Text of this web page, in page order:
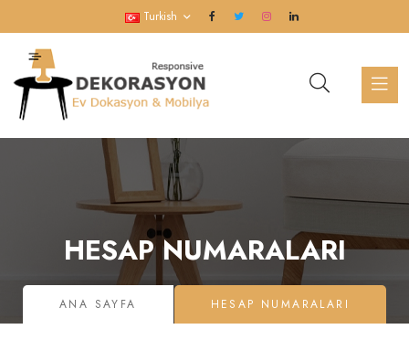
Turkish
HESAP NUMARALARI
ANA SAYFA HESAP NUMARALARI